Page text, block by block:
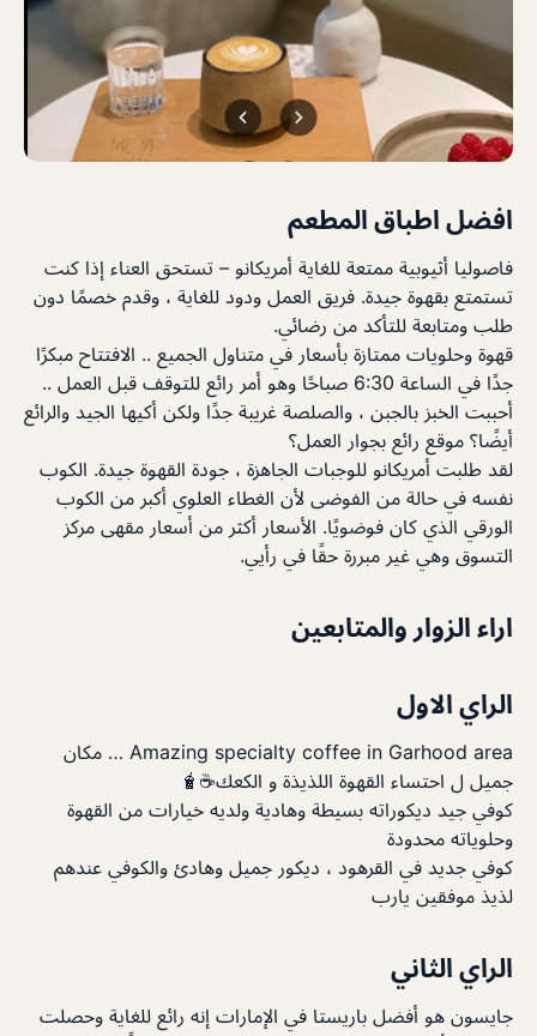
افضل اطباق المطعم
فاصوليا أثيوبية ممتعة للغاية أمريكانو – تستحق العناء إذا كنت
تستمتع بقهوة جيدة. فريق العمل ودود للغاية ، وقدم خصمًا دون
طلب ومتابعة للتأكد من رضائي.
قهوة وحلويات ممتازة بأسعار في متناول الجميع .. الافتتاح مبكرًا
جدًا في الساعة 6:30 صباحًا وهو أمر رائع للتوقف قبل العمل ..
أحببت الخبز بالجبن ، والصلصة غريبة جدًا ولكن أكيها الجيد والرائع
أيضًا؟ موقع رائع بجوار العمل؟
لقد طلبت أمريكانو للوجبات الجاهزة ، جودة القهوة جيدة. الكوب
نفسه في حالة من الفوضى لأن الغطاء العلوي أكبر من الكوب
الورقي الذي كان فوضويًا. الأسعار أكثر من أسعار مقهى مركز
التسوق وهي غير مبررة حقًا في رأيي.
اراء الزوار والمتابعين
الراي الاول
Amazing specialty coffee in Garhood area … مكان
جميل ل احتساء القهوة اللذيذة و الكعك☕️🧋
كوفي جيد ديكوراته بسيطة وهادية ولديه خيارات من القهوة
وحلوياته محدودة
كوفي جديد في القرهود ، ديكور جميل وهادئ والكوفي عندهم
لذيذ موفقين يارب
الراي الثاني
جايسون هو أفضل باريستا في الإمارات إنه رائع للغاية وحصلت